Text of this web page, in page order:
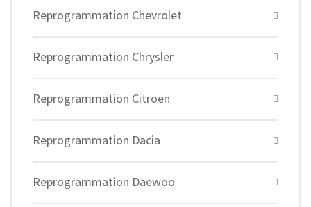
Reprogrammation Chevrolet
Reprogrammation Chrysler
Reprogrammation Citroen
Reprogrammation Dacia
Reprogrammation Daewoo